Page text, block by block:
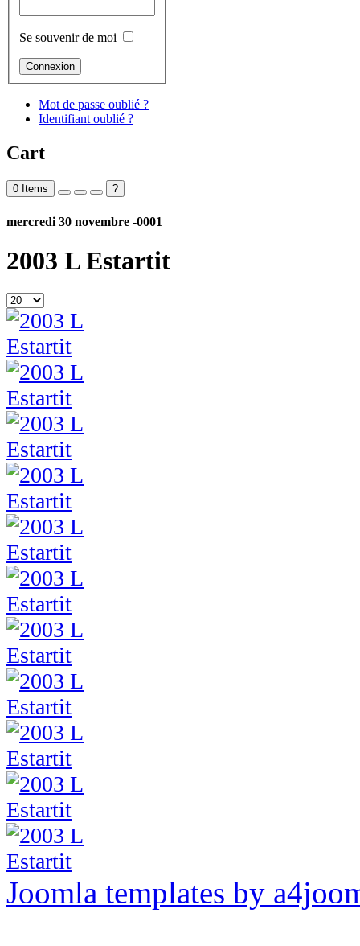
Se souvenir de moi
Mot de passe oublié ?
Identifiant oublié ?
Cart
0 Items ?
mercredi 30 novembre -0001
2003 L Estartit
Joomla templates by